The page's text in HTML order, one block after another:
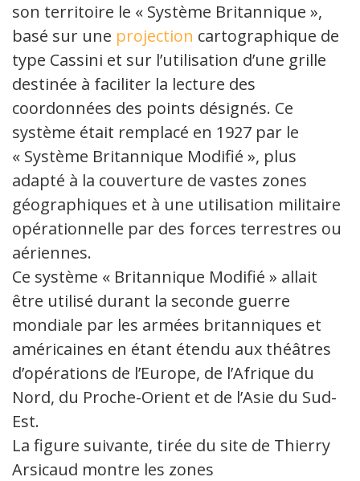
son territoire le « Système Britannique »,
basé sur une projection cartographique de
type Cassini et sur l’utilisation d’une grille
destinée à faciliter la lecture des
coordonnées des points désignés. Ce
système était remplacé en 1927 par le
« Système Britannique Modifié », plus
adapté à la couverture de vastes zones
géographiques et à une utilisation militaire
opérationnelle par des forces terrestres ou
aériennes.
Ce système « Britannique Modifié » allait
être utilisé durant la seconde guerre
mondiale par les armées britanniques et
américaines en étant étendu aux théâtres
d’opérations de l’Europe, de l’Afrique du
Nord, du Proche-Orient et de l’Asie du Sud-
Est.
La figure suivante, tirée du site de Thierry
Arsicaud montre les zones